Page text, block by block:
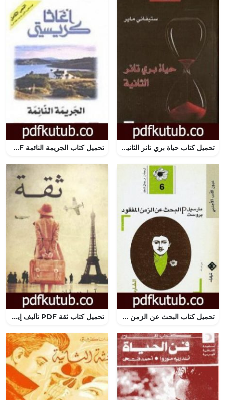
تحميل كتاب حياة بري تانر الثانية PDF تأليف ستيفاني ماير مجانا [كامل] تحميل كتاب الجريمة النائمة PDF تأليف أغاثا كريستي مجانا [كامل]
تحميل كتاب البحث عن الزمن المفقود – الجزء 6: الشاردة أو ألبرتين المختفية PDF تأليف مارسيل بروست مجانا [كامل] تحميل كتاب ثقة PDF تأليف إيريل دورفمان مجانا [كامل]